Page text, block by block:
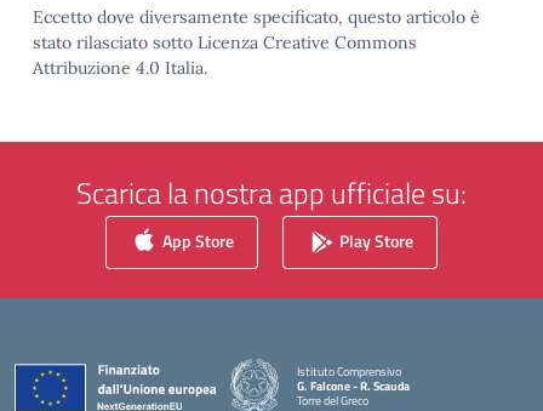
Eccetto dove diversamente specificato, questo articolo è
stato rilasciato sotto Licenza Creative Commons
Attribuzione 4.0 Italia.
Scarica la nostra app ufficiale su:
App Store Play Store
Istituto Comprensivo
G. Falcone - R. Scauda
Torre del Greco